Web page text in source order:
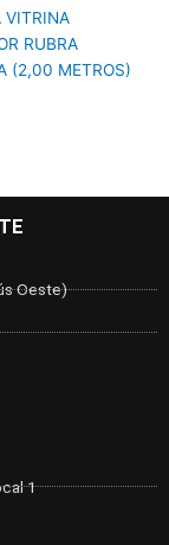
VITRINA
RUBRA
(2,00 METROS)
Oeste)
1